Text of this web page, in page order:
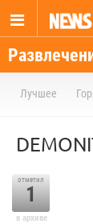
Лучшее
отметил
1
в архиве